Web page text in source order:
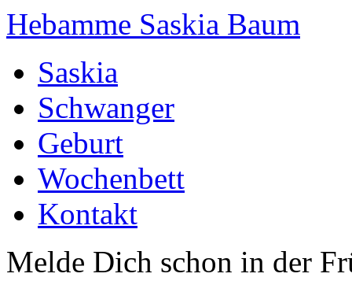
Hebamme Saskia Baum
Saskia
Schwanger
Geburt
Wochenbett
Kontakt
Melde Dich schon in der